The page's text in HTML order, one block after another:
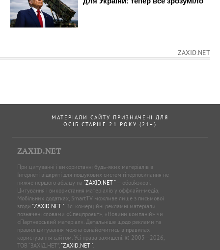
ZAXID.NET
МАТЕРІАЛИ САЙТУ ПРИЗНАЧЕНІ ДЛЯ
ОСІБ СТАРШЕ 21 РОКУ (21+)
ZAXID.NET
При цитуванні і використанні будь-яких матеріалів в
Інтернеті відкриті для пошукових систем гіперпосилання не
нижче першого абзацу на "ZAXID.NET "— обов’язкові.
Цитування і використання матеріалів у оффлайн-медіа,
Мобільних додатках, SmartTV можливе лише з письмової
згоди "ZAXID.NET ". Всі комерційні рекламні матеріали
позначені словами «Спецпроєкт», «Новини компаній» чи
«Партнерський матеріал». Детальніше щодо реклами та
правил цитування можна ознайомитись в правилах
користування сайтом. Усі права захищені. © 2005—2026,
ТОВ “ЗАХІД.НЕТ”, "ZAXID.NET ".